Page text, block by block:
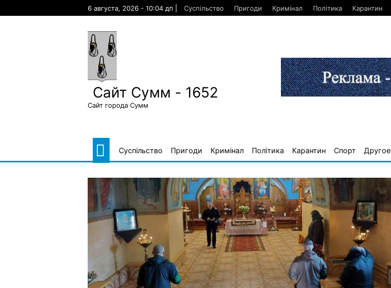
6 августа, 2026 - 10:04 дп Суспільство Пригоди Кримінал Політика Карантин
Сайт Сумм - 1652
Сайт города Сумм
Суспільство Пригоди Кримінал Політика Карантин Спорт Другое